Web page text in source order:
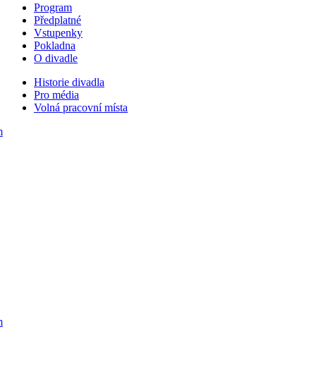
Program
Předplatné
Vstupenky
Pokladna
O divadle
Historie divadla
Pro média
Volná pracovní místa